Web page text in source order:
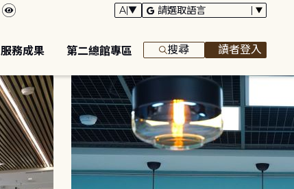
服務成果 第二總館專區 搜尋 讀者登入